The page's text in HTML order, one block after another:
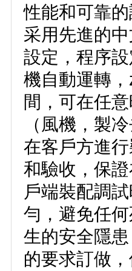
性能和可靠的設
采用先進的中
設定，程序
機自動運轉
間，可在任
（風機，
在客戶方進行
和驗收，保
戶端裝配調試
勻，避免任
生的安全隱患
的要求訂做